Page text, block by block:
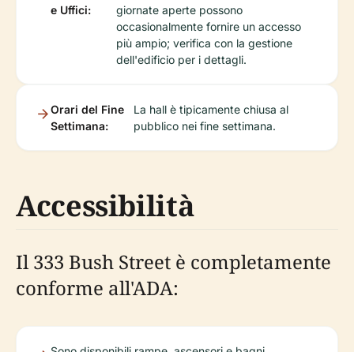
e Uffici:
giornate aperte possono
occasionalmente fornire un accesso
più ampio; verifica con la gestione
dell'edificio per i dettagli.
Orari del Fine
Settimana:
La hall è tipicamente chiusa al
pubblico nei fine settimana.
Accessibilità
Il 333 Bush Street è completamente
conforme all'ADA: